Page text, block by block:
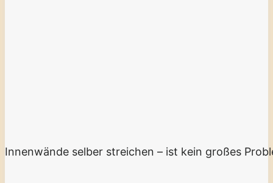
Innenwände selber streichen – ist kein großes